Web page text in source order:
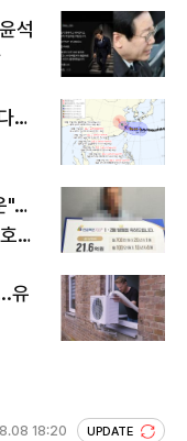
석
…
"…
조
유
18:20 UPDATE